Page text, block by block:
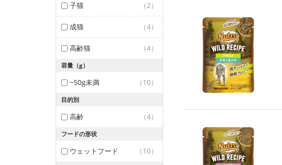
子猫 （2）
成猫 （4）
高齢猫 （4）
容量（g）
~50g未満 （10）
目的別
高齢 （4）
フードの形状
ウェットフード （10）